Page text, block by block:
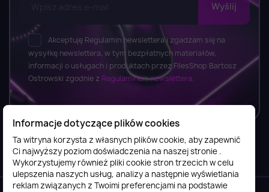
Akceptuję Regulamin newslettera i zgadzam się na
wysyłkę newslettera, w tym bezpłatnych materiałów,
informacji o usługach i produktach przez FilesShop Bartosz
Ostrowski zgodnie z Regulaminem newslettera.
Informacje
Informacje dotyczące plików cookies
Ta witryna korzysta z własnych plików cookie, aby zapewnić
Ci najwyższy poziom doświadczenia na naszej stronie .
Wykorzystujemy również pliki cookie stron trzecich w celu
ulepszenia naszych usług, analizy a następnie wyświetlania
reklam związanych z Twoimi preferencjami na podstawie